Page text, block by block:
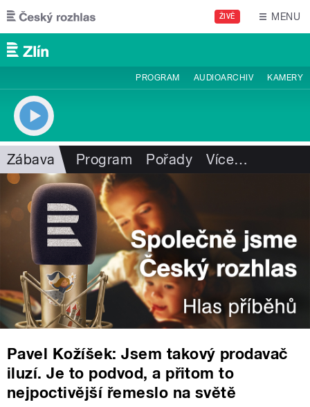
Přejít k hlavnímu obsahu
ŽIVĚ MENU
PROGRAM AUDIOARCHIV KAMERY
Zábava Program Pořady Více…
Pavel Kožíšek: Jsem takový prodavač
iluzí. Je to podvod, a přitom to
nejpoctivější řemeslo na světě